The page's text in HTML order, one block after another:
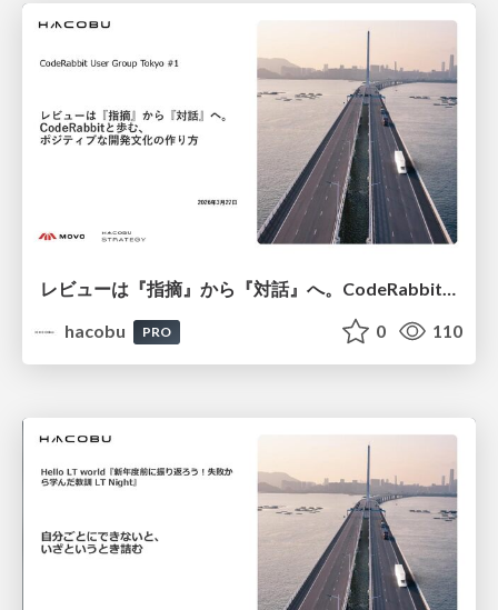
レビューは『指摘』から『対話』へ。​CodeRabbitと歩む、ポジティブな開発文化の作り方​/登壇資料（松本 寛地​）
hacobu
PRO 0 110